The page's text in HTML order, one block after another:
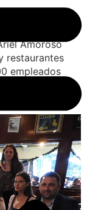
que
el ex BA
Amoroso
restaurantes
empleados